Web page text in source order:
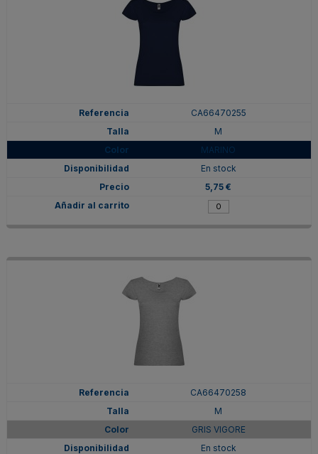
CA66470255
M
MARINO
En stock
5,75 €
CA66470258
M
GRIS VIGORE
En stock